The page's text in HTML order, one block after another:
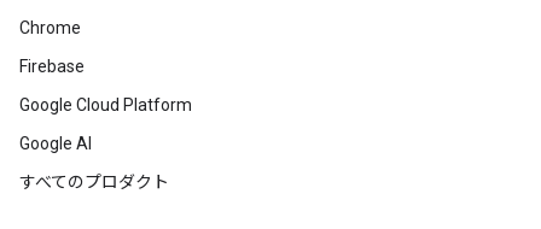
Chrome
Firebase
Google Cloud Platform
Google AI
すべてのプロダクト